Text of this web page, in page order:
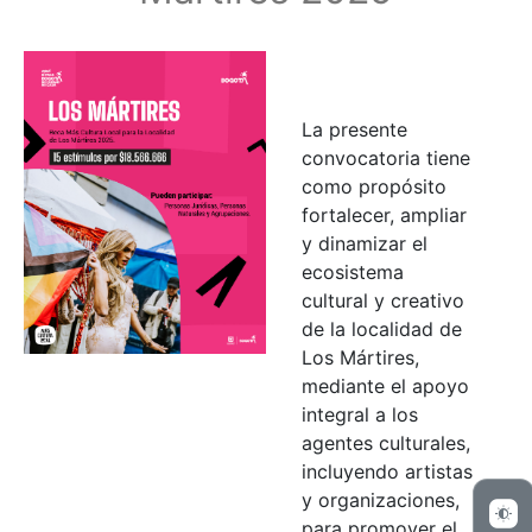
La presente
convocatoria tiene
como propósito
fortalecer, ampliar
y dinamizar el
ecosistema
cultural y creativo
de la localidad de
Los Mártires,
mediante el apoyo
integral a los
agentes culturales,
incluyendo artistas
y organizaciones,